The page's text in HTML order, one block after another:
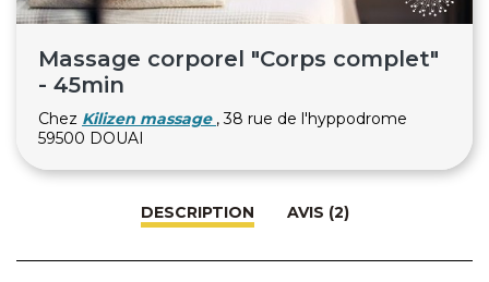
Massage corporel "Corps complet"
- 45min
Chez Kilizen massage , 38 rue de l'hyppodrome
59500 DOUAI
DESCRIPTION AVIS (2)